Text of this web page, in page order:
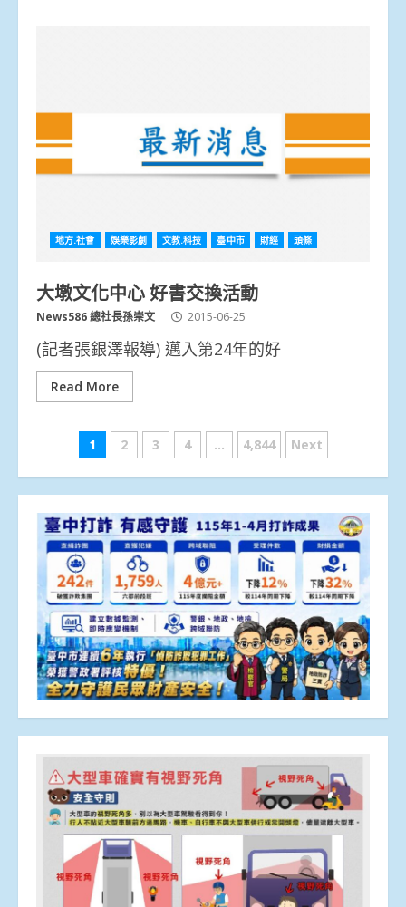
地方.社會 娛樂影劇 文教.科技 臺中市 財經 頭條
大墩文化中心 好書交換活動
News586 總社長孫崇文 2015-06-25
(記者張銀澤報導) 邁入第24年的好
Read More
文
章
分
頁
1 2 3 4 ... 4,844 Next